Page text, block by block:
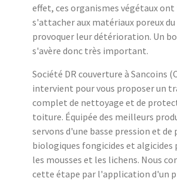
effet, ces organismes végétaux ont
s'attacher aux matériaux poreux
provoquer leur détérioration. Un
s'avère donc très important.
Société DR couverture à Sancoins
intervient pour vous proposer un
complet de nettoyage et de
toiture. Équipée des meilleurs
servons d'une basse pression et de
biologiques fongicides et algicides
les mousses et les lichens. Nous
cette étape par l'application d'un